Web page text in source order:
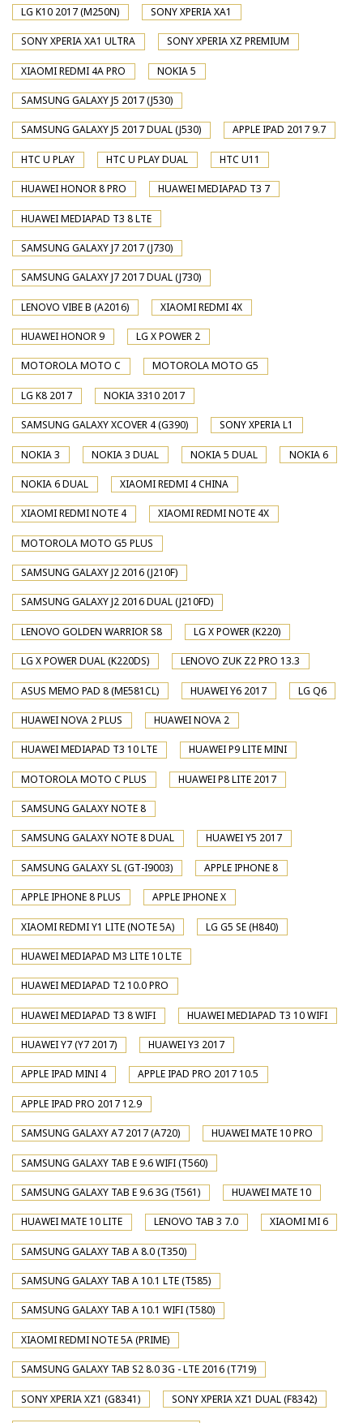
LG K10 2017 (M250N) SONY XPERIA XA1
SONY XPERIA XA1 ULTRA SONY XPERIA XZ PREMIUM
XIAOMI REDMI 4A PRO NOKIA 5
SAMSUNG GALAXY J5 2017 (J530)
SAMSUNG GALAXY J5 2017 DUAL (J530) APPLE IPAD 2017 9.7
HTC U PLAY HTC U PLAY DUAL HTC U11
HUAWEI HONOR 8 PRO HUAWEI MEDIAPAD T3 7
HUAWEI MEDIAPAD T3 8 LTE
SAMSUNG GALAXY J7 2017 (J730)
SAMSUNG GALAXY J7 2017 DUAL (J730)
LENOVO VIBE B (A2016) XIAOMI REDMI 4X
HUAWEI HONOR 9 LG X POWER 2
MOTOROLA MOTO C MOTOROLA MOTO G5
LG K8 2017 NOKIA 3310 2017
SAMSUNG GALAXY XCOVER 4 (G390) SONY XPERIA L1
NOKIA 3 NOKIA 3 DUAL NOKIA 5 DUAL NOKIA 6
NOKIA 6 DUAL XIAOMI REDMI 4 CHINA
XIAOMI REDMI NOTE 4 XIAOMI REDMI NOTE 4X
MOTOROLA MOTO G5 PLUS
SAMSUNG GALAXY J2 2016 (J210F)
SAMSUNG GALAXY J2 2016 DUAL (J210FD)
LENOVO GOLDEN WARRIOR S8 LG X POWER (K220)
LG X POWER DUAL (K220DS) LENOVO ZUK Z2 PRO 13.3
ASUS MEMO PAD 8 (ME581CL) HUAWEI Y6 2017 LG Q6
HUAWEI NOVA 2 PLUS HUAWEI NOVA 2
HUAWEI MEDIAPAD T3 10 LTE HUAWEI P9 LITE MINI
MOTOROLA MOTO C PLUS HUAWEI P8 LITE 2017
SAMSUNG GALAXY NOTE 8
SAMSUNG GALAXY NOTE 8 DUAL HUAWEI Y5 2017
SAMSUNG GALAXY SL (GT-I9003) APPLE IPHONE 8
APPLE IPHONE 8 PLUS APPLE IPHONE X
XIAOMI REDMI Y1 LITE (NOTE 5A) LG G5 SE (H840)
HUAWEI MEDIAPAD M3 LITE 10 LTE
HUAWEI MEDIAPAD T2 10.0 PRO
HUAWEI MEDIAPAD T3 8 WIFI HUAWEI MEDIAPAD T3 10 WIFI
HUAWEI Y7 (Y7 2017) HUAWEI Y3 2017
APPLE IPAD MINI 4 APPLE IPAD PRO 2017 10.5
APPLE IPAD PRO 2017 12.9
SAMSUNG GALAXY A7 2017 (A720) HUAWEI MATE 10 PRO
SAMSUNG GALAXY TAB E 9.6 WIFI (T560)
SAMSUNG GALAXY TAB E 9.6 3G (T561) HUAWEI MATE 10
HUAWEI MATE 10 LITE LENOVO TAB 3 7.0 XIAOMI MI 6
SAMSUNG GALAXY TAB A 8.0 (T350)
SAMSUNG GALAXY TAB A 10.1 LTE (T585)
SAMSUNG GALAXY TAB A 10.1 WIFI (T580)
XIAOMI REDMI NOTE 5A (PRIME)
SAMSUNG GALAXY TAB S2 8.0 3G - LTE 2016 (T719)
SONY XPERIA XZ1 (G8341) SONY XPERIA XZ1 DUAL (F8342)